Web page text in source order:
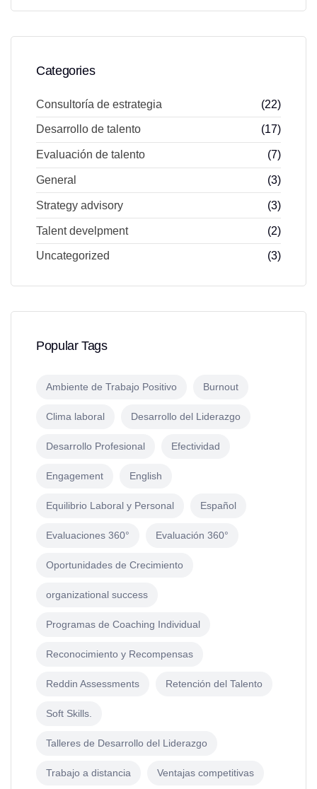
Categories
Consultoría de estrategia (22)
Desarrollo de talento (17)
Evaluación de talento (7)
General (3)
Strategy advisory (3)
Talent develpment (2)
Uncategorized (3)
Popular Tags
Ambiente de Trabajo Positivo Burnout
Clima laboral Desarrollo del Liderazgo
Desarrollo Profesional Efectividad
Engagement English
Equilibrio Laboral y Personal Español
Evaluaciones 360° Evaluación 360°
Oportunidades de Crecimiento
organizational success
Programas de Coaching Individual
Reconocimiento y Recompensas
Reddin Assessments Retención del Talento
Soft Skills.
Talleres de Desarrollo del Liderazgo
Trabajo a distancia Ventajas competitivas